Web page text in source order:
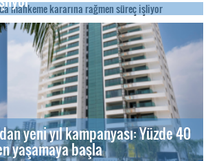
yeni yıl kampanyası: Yüzde 40
yaşamaya başla